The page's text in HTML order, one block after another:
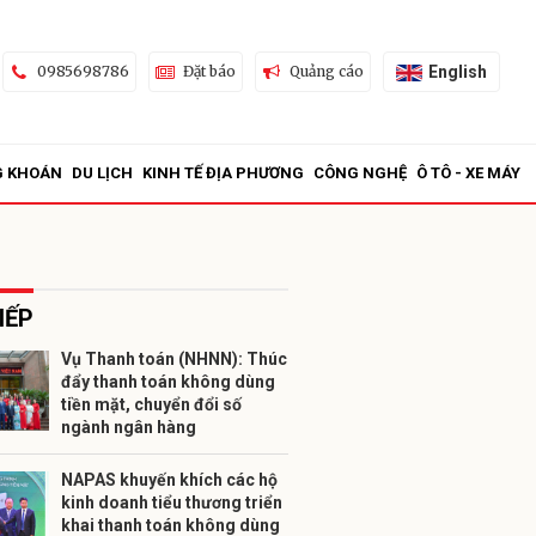
0985698786 Đặt báo Quảng cáo English
KHOÁN DU LỊCH KINH TẾ ĐỊA PHƯƠNG CÔNG NGHỆ Ô TÔ - XE MÁY
Vụ Thanh toán (NHNN): Thúc
đẩy thanh toán không dùng
tiền mặt, chuyển đổi số
ngành ngân hàng
NAPAS khuyến khích các hộ
kinh doanh tiểu thương triển
khai thanh toán không dùng